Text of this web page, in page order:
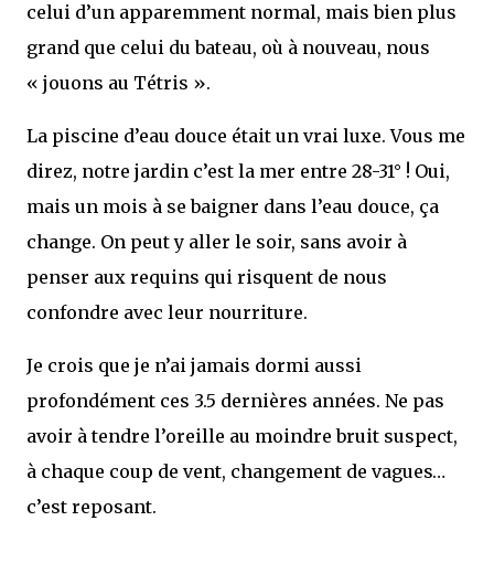
celui d’un apparemment normal, mais bien plus
grand que celui du bateau, où à nouveau, nous
« jouons au Tétris ».
La piscine d’eau douce était un vrai luxe. Vous me
direz, notre jardin c’est la mer entre 28-31° ! Oui,
mais un mois à se baigner dans l’eau douce, ça
change. On peut y aller le soir, sans avoir à
penser aux requins qui risquent de nous
confondre avec leur nourriture.
Je crois que je n’ai jamais dormi aussi
profondément ces 3.5 dernières années. Ne pas
avoir à tendre l’oreille au moindre bruit suspect,
à chaque coup de vent, changement de vagues…
c’est reposant.